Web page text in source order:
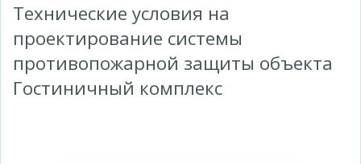
Технические условия на
проектирование системы
противопожарной защиты объекта
Гостиничный комплекс